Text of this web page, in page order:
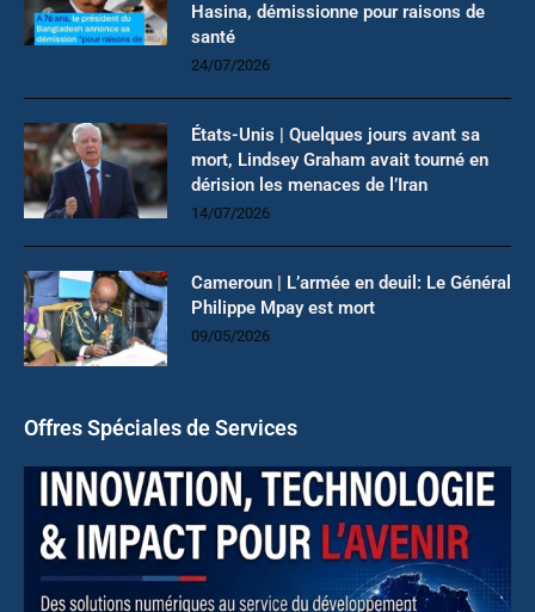
Hasina, démissionne pour raisons de
santé
24/07/2026
États-Unis | Quelques jours avant sa
mort, Lindsey Graham avait tourné en
dérision les menaces de l’Iran
14/07/2026
Cameroun | L’armée en deuil: Le Général
Philippe Mpay est mort
09/05/2026
Offres Spéciales de Services